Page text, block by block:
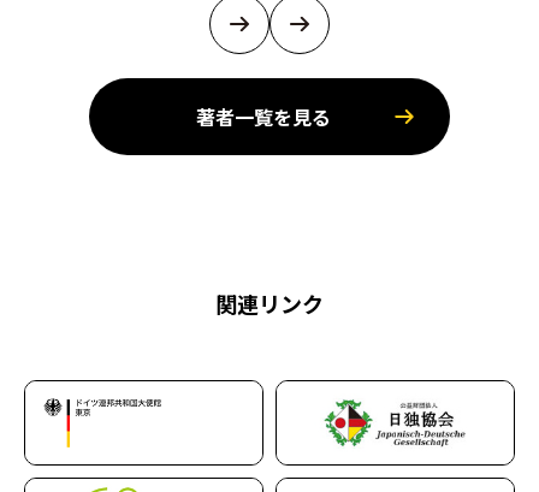
著者一覧を見る
関連リンク